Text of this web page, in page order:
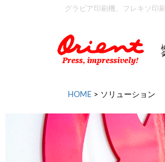
グラビア印刷機、フレキソ印
HOME > ソリューション